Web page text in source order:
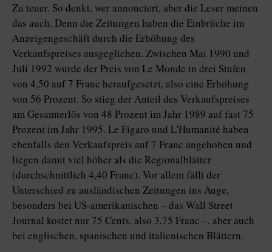
Zu teuer. So denkt, wer annonciert, aber die Leser meinen
das auch. Denn die Zeitungen haben die Einbrüche im
Anzeigengeschäft durch die Erhöhung des
Verkaufspreises ausgeglichen. Zwischen Mai 1990 und
Juli 1992 wurde der Preis von Le Monde in drei Stufen
von 4,50 auf 7 Franc heraufgesetzt, also eine Erhöhung
von 56 Prozent. So stieg der Anteil des Verkaufspreises
am Gesamterlös von 48 Prozent im Jahr 1989 auf fast 75
Prozent im Jahr 1995. Le Figaro und L'Humanité haben
ebenfalls den Verkaufspreis auf 7 Franc angehoben und
liegen damit viel höher als die Regionalblätter
(durchschnittlich 4,40 Franc). Vor allem fällt der
Unterschied zu ausländischen Zeitungen ins Auge,
besonders bei US-amerikanischen – das Wall Street
Journal kostet nur 75 Cents, also 3,75 Franc –, aber auch
bei englischen, spanischen und italienischen Blättern.